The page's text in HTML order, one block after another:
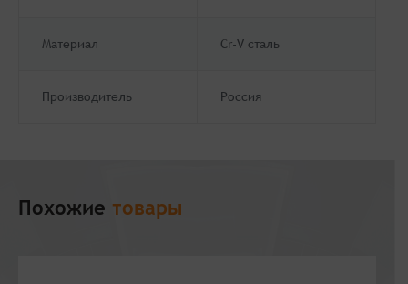
Материал Cr-V сталь
Производитель Россия
Похожие товары